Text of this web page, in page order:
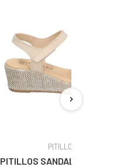
PITILLOS
PITILLOS SANDALIAS DE CUÑA
chevron_right